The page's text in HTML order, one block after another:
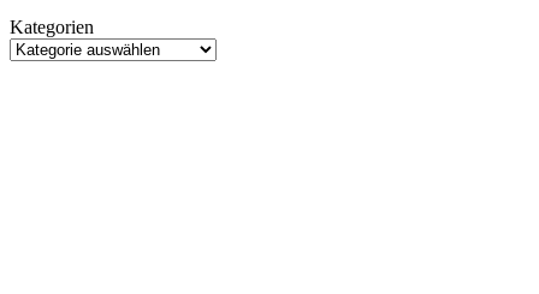
–
Gericht
Kategorien
Kategorien